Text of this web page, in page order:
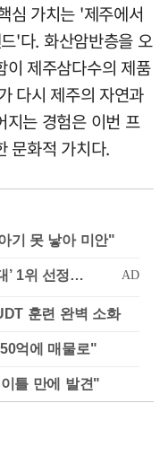
심 가치는 '제주에서
'다. 화산암반층을 오
이 제주삼다수의 제품
다시 제주의 자연과
지는 경험은 이번 프
문화적 가치다.
기 못 낳아 미안"
훈련 완벽 소화
억에 매물로"
틀 만에 발견"